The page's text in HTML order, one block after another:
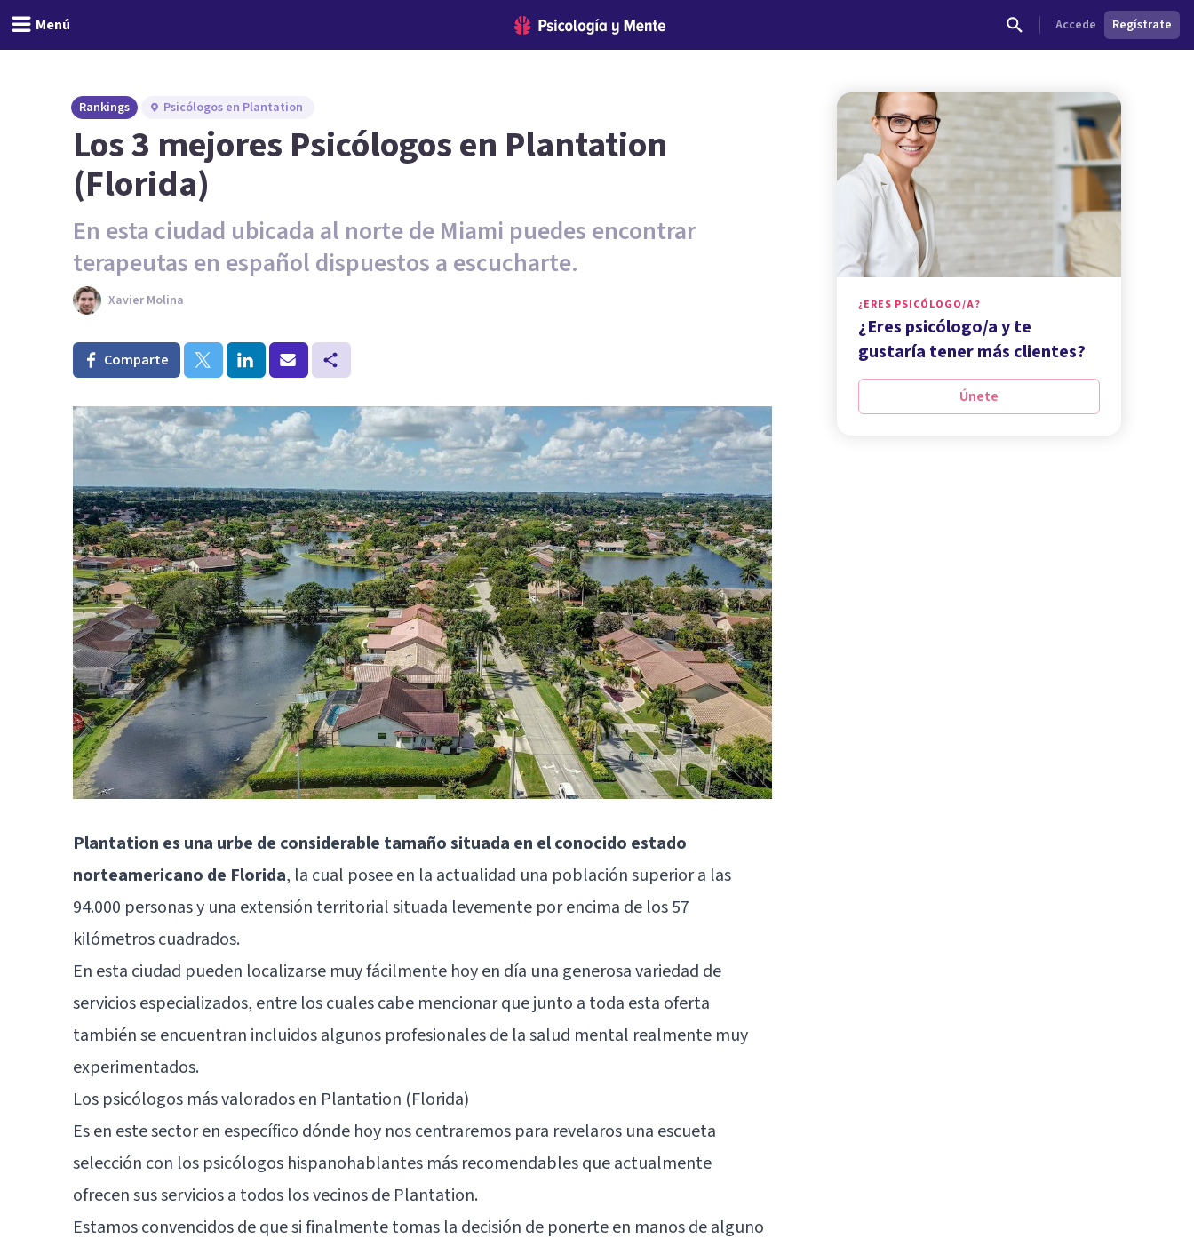
Menú Accede Regístrate
Rankings Psicólogos en Plantation
Los 3 mejores Psicólogos en Plantation
(Florida)
En esta ciudad ubicada al norte de Miami puedes encontrar
terapeutas en español dispuestos a escucharte.
Xavier Molina
Comparte
Plantation es una urbe de considerable tamaño situada en el conocido estado
norteamericano de Florida, la cual posee en la actualidad una población superior a las
94.000 personas y una extensión territorial situada levemente por encima de los 57
kilómetros cuadrados.
En esta ciudad pueden localizarse muy fácilmente hoy en día una generosa variedad de
servicios especializados, entre los cuales cabe mencionar que junto a toda esta oferta
también se encuentran incluidos algunos profesionales de la salud mental realmente muy
experimentados.
Los psicólogos más valorados en Plantation (Florida)
Es en este sector en específico dónde hoy nos centraremos para revelaros una escueta
selección con los psicólogos hispanohablantes más recomendables que actualmente
ofrecen sus servicios a todos los vecinos de Plantation.
Estamos convencidos de que si finalmente tomas la decisión de ponerte en manos de alguno
¿ERES PSICÓLOGO/A?
¿Eres psicólogo/a y te
gustaría tener más clientes?
Únete